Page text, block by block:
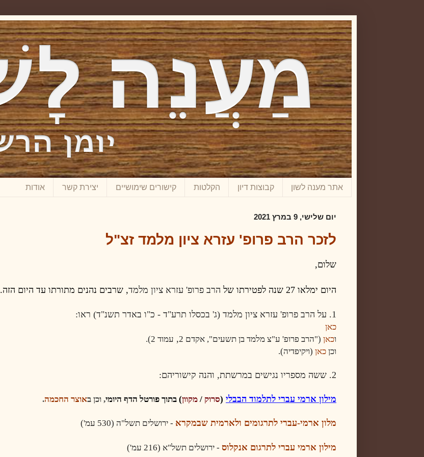
אתר מענה לשון קבוצות דיון הקלטות קישורים שימושיים יצירת קשר אודות
יום שלישי, 9 במרץ 2021
לזכר הרב פרופ' עזרא ציון מלמד זצ"ל
שלום,
היום ימלאו 27 שנה לפטירתו של הרב פרופ' עזרא ציון מלמד, שרבים נהנים מתורתו עד היום הזה.
1. על הרב פרופ' עזרא ציון מלמד (ג' בכסלו תרע"ד - כ"ו באדר תשנ"ד) ראו:
כאן
וכאן (
"הרב פרופ' ע"צ מלמד בן תשעים", אקדם 2 , עמוד 2).
וכן כאן (ויקיפדיה).
2. שש ה מספריו נגישים במרשתת, והנה קישוריהם:
מילון ארמי עברי לתלמוד הבבלי (סרוק / מקוון) בתוך פורטל הדף היומי, וכן באוצר החכמה.
מלון ארמי-עברי לתרגומים ולארמית שבמקרא - ירושלים תשל"ה (
530 עמ')
מילון ארמי עברי לתרגום אנקלוס - ירושלים תשל"א (216 עמ')